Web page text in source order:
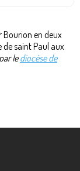
Bourion en deux
saint Paul aux
lediocèse de